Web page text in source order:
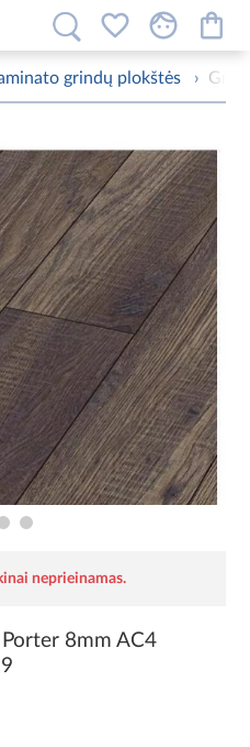
grindų plokštės ›
neprieinamas.
8mm AC4